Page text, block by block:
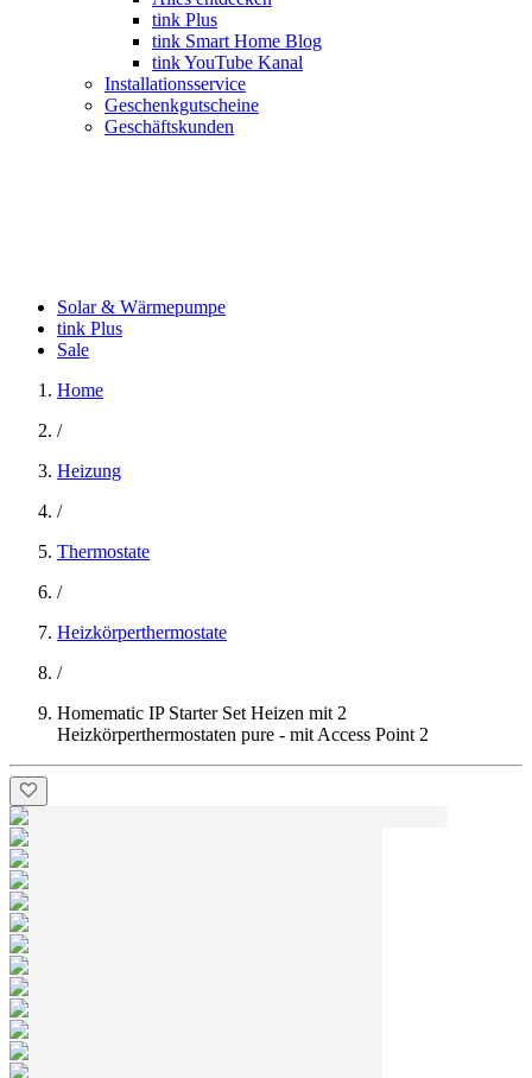
tink Plus
tink Smart Home Blog
tink YouTube Kanal
Installationsservice
Geschenkgutscheine
Geschäftskunden
Solar & Wärmepumpe
tink Plus
Sale
Home
/
Heizung
/
Thermostate
/
Heizkörperthermostate
/
Homematic IP Starter Set Heizen mit 2
Heizkörperthermostaten pure - mit Access Point 2